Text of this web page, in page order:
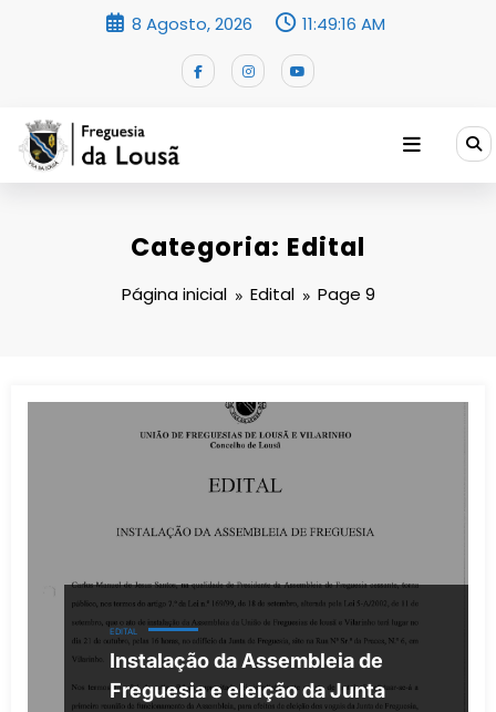
8 Agosto, 2026 11:49:17 AM
Categoria: Edital
Página inicial Edital Page 9
EDITAL
Instalação da Assembleia de
Freguesia e eleição da Junta